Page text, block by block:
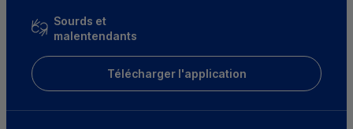
Sourds et
malentendants
Télécharger l'application